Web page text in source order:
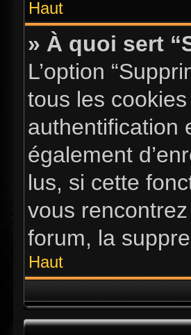
Haut
» À quoi sert
L’option
tous les
authentification
également
lus, si cette
vous
forum, la
Haut